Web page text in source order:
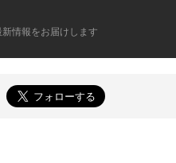
新情報をお届けします